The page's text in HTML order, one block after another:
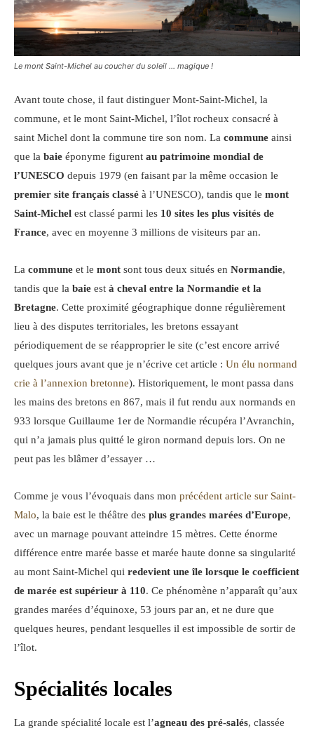
Le mont Saint-Michel au coucher du soleil … magique !
Avant toute chose, il faut distinguer Mont-Saint-Michel, la
commune, et le mont Saint-Michel, l’îlot rocheux consacré à
saint Michel dont la commune tire son nom. La commune ainsi
que la baie éponyme figurent au patrimoine mondial de
l’UNESCO depuis 1979 (en faisant par la même occasion le
premier site français classé à l’UNESCO), tandis que le mont
Saint-Michel est classé parmi les 10 sites les plus visités de
France, avec en moyenne 3 millions de visiteurs par an.
La commune et le mont sont tous deux situés en Normandie,
tandis que la baie est à cheval entre la Normandie et la
Bretagne. Cette proximité géographique donne régulièrement
lieu à des disputes territoriales, les bretons essayant
périodiquement de se réapproprier le site (c’est encore arrivé
quelques jours avant que je n’écrive cet article : Un élu normand
crie à l’annexion bretonne). Historiquement, le mont passa dans
les mains des bretons en 867, mais il fut rendu aux normands en
933 lorsque Guillaume 1er de Normandie récupéra l’Avranchin,
qui n’a jamais plus quitté le giron normand depuis lors. On ne
peut pas les blâmer d’essayer …
Comme je vous l’évoquais dans mon précédent article sur Saint-
Malo, la baie est le théâtre des plus grandes marées d’Europe,
avec un marnage pouvant atteindre 15 mètres. Cette énorme
différence entre marée basse et marée haute donne sa singularité
au mont Saint-Michel qui redevient une île lorsque le coefficient
de marée est supérieur à 110. Ce phénomène n’apparaît qu’aux
grandes marées d’équinoxe, 53 jours par an, et ne dure que
quelques heures, pendant lesquelles il est impossible de sortir de
l’îlot.
Spécialités locales
La grande spécialité locale est l’agneau des pré-salés, classée